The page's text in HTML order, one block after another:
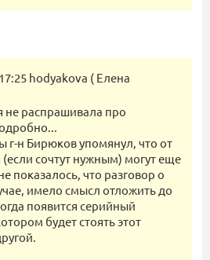
hodyakova ( Елена
не распрашивала про
г-н Бирюков упомянул, что от
(если сочтут нужным) могут еще
показалось, что разговор о
имело смысл отложить до
появится серийный
будет стоять этот